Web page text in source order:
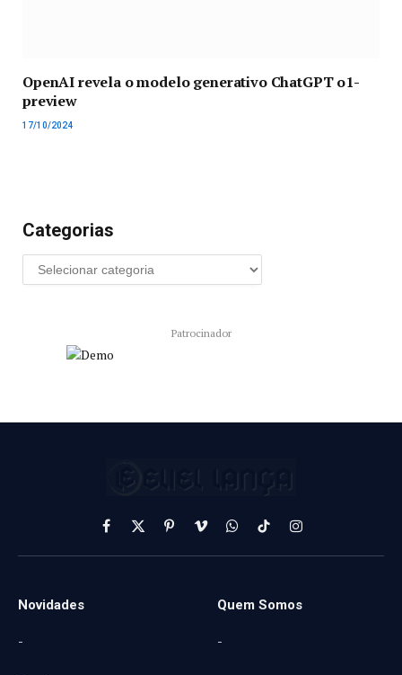
OpenAI revela o modelo generativo ChatGPT o1-
preview
17/10/2024
Categorias
Patrocinador
Facebook
X
(Twitter)
PinterestVimeoWhatsApp
TikTokInstagram
Novidades
-
Quem Somos
-